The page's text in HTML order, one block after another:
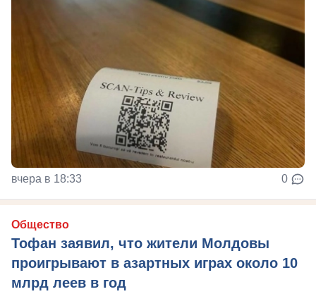
вчера в 18:33 0
Общество
Тофан заявил, что жители Молдовы
проигрывают в азартных играх около 10
млрд леев в год